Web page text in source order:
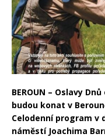
BEROUN – Oslavy
budou konat v
Celodenní program v
náměstí Joachima